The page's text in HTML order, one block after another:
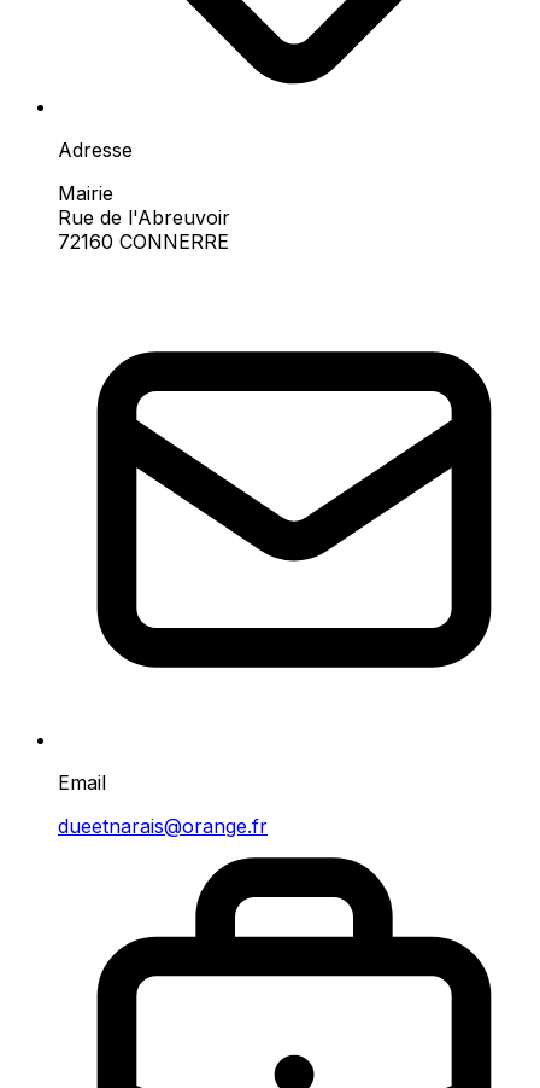
Adresse
Mairie
Rue de l'Abreuvoir
72160 CONNERRE
Email
dueetnarais@orange.fr